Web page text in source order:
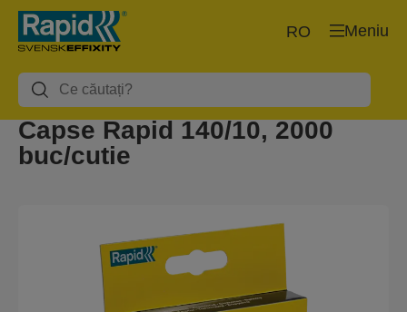
Meniu
RO
Capse Rapid 140/10, 2000
buc/cutie